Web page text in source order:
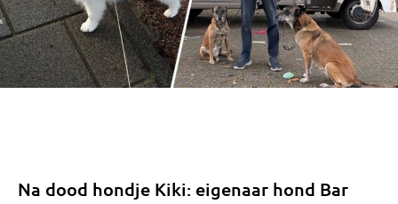
Na dood hondje Kiki: eigenaar hond Bar